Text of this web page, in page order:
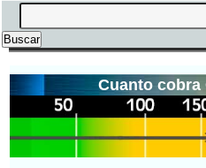
Cuanto cobra